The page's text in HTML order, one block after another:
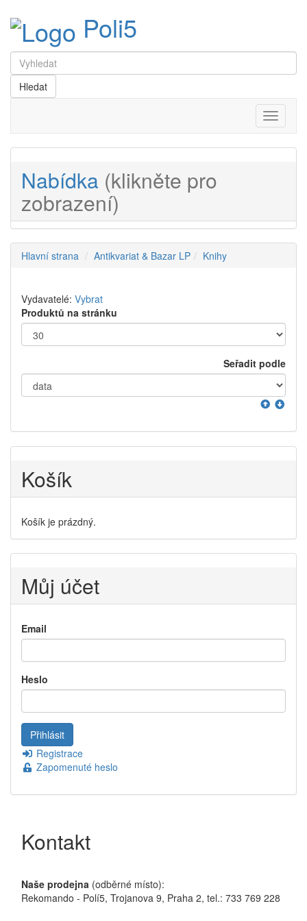
Poli5
Menu
Nabídka (klikněte pro
zobrazení)
Hlavní strana Antikvariat & Bazar LP Knihy
Vydavatelé: Vybrat
Produktů na stránku
Seřadit podle
Košík
Košík je prázdný.
Můj účet
Email
Heslo
Registrace
Zapomenuté heslo
Kontakt
Naše prodejna (odběrné místo):
Rekomando - Polí5, Trojanova 9, Praha 2, tel.: 733 769 228